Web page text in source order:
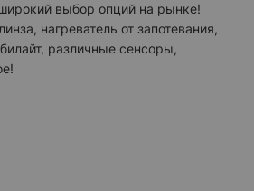
выбор опций на рынке!
нагреватель от запотевания,
различные сенсоры,